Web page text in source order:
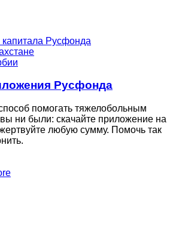
Русфонда
Русфонда
помогать тяжелобольным
ни были: скачайте приложение на
любую сумму. Помочь так